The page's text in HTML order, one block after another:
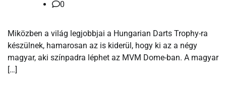
0
Miközben a világ legjobbjai a Hungarian Darts Trophy-ra
készülnek, hamarosan az is kiderül, hogy ki az a négy
magyar, aki színpadra léphet az MVM Dome-ban. A magyar
[…]